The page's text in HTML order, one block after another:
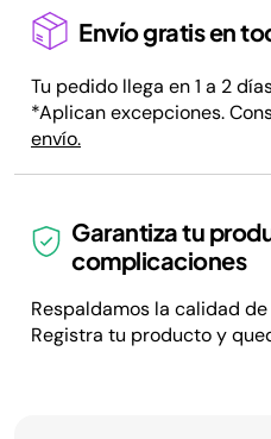
Envío gratis en
Tu pedido llega en 1 a 2
*Aplican excepciones.
envío.
Garantiza tu
complicaciones
Respaldamos la calidad
Registra tu producto y